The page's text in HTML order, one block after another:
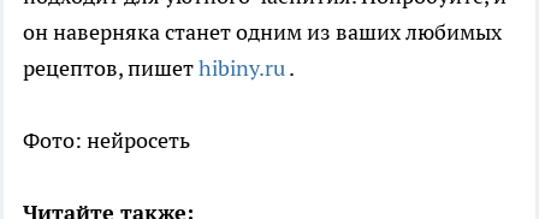
он наверняка станет одним из ваших любимых
рецептов,пишетhibiny.ru.
Фото: нейросеть
Читайте также: